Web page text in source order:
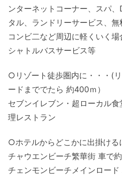
ンターネットコーナー、スパ
タル、ランドリーサービス、
コンビ二など周辺に軽くいく
シャトルバスサービス等
○リゾート徒歩圏内に・・・(
ードまででたら 約400ｍ）
セブンイレブン・超ローカル
理レストラン
○ホテルからどこかに出掛ける
チャウエンビーチ繁華街 車で
チェンモンビーチメインロー